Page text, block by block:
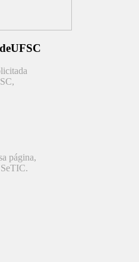
página,